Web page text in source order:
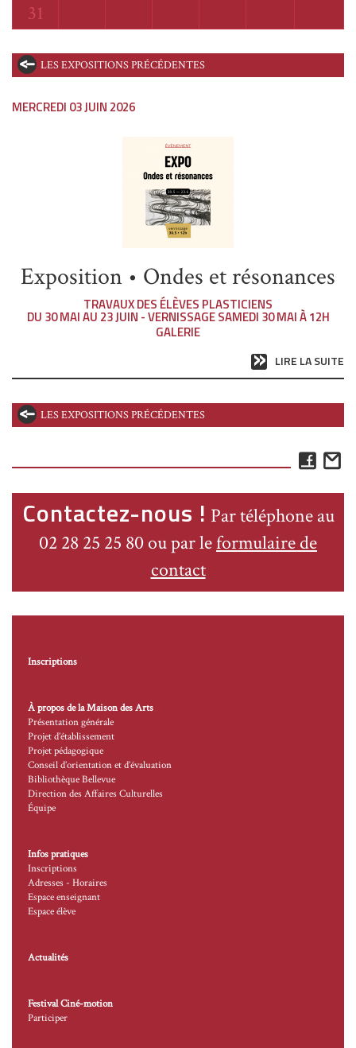
Lundi
31
LES EXPOSITIONS PRÉCÉDENTES
MERCREDI 03 JUIN 2026
Exposition • Ondes et résonances
TRAVAUX DES ÉLÈVES PLASTICIENS
DU 30 MAI AU 23 JUIN - VERNISSAGE SAMEDI 30 MAI À 12H
GALERIE
LIRE LA SUITE
LES EXPOSITIONS PRÉCÉDENTES
Contactez-nous ! Par téléphone au
02 28 25 25 80 ou par leformulaire de
contact
Inscriptions
À propos de la Maison des Arts
Présentation générale
Projet d’établissement
Projet pédagogique
Conseil d’orientation et d’évaluation
Bibliothèque Bellevue
Direction des Affaires Culturelles
Équipe
Infos pratiques
Inscriptions
Adresses - Horaires
Espace enseignant
Espace élève
Actualités
Festival Ciné-motion
Participer